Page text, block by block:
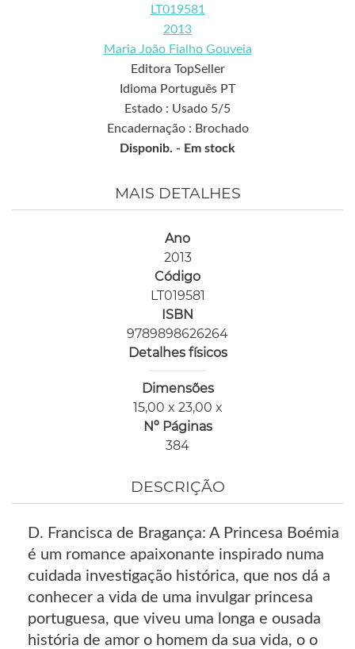
LT019581
2013
Maria João Fialho Gouveia
Editora TopSeller
Idioma Português PT
Estado : Usado 5/5
Encadernação : Brochado
Disponib. - Em stock
MAIS DETALHES
Ano
2013
Código
LT019581
ISBN
9789898626264
Detalhes físicos
Dimensões
15,00 x 23,00 x
Nº Páginas
384
DESCRIÇÃO
D. Francisca de Bragança: A Princesa Boémia
é um romance apaixonante inspirado numa
cuidada investigação histórica, que nos dá a
conhecer a vida de uma invulgar princesa
portuguesa, que viveu uma longa e ousada
história de amor o homem da sua vida, o o